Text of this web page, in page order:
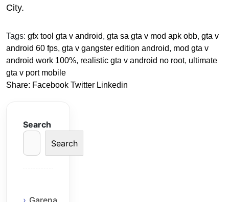
City.
Tags: gfx tool gta v android, gta sa gta v mod apk obb, gta v
android 60 fps, gta v gangster edition android, mod gta v
android work 100%, realistic gta v android no root, ultimate
gta v port mobile
Share: Facebook Twitter Linkedin
Search
Search